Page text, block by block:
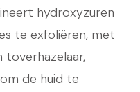
hydroxyzuren
te exfoliëren, met
de huid te